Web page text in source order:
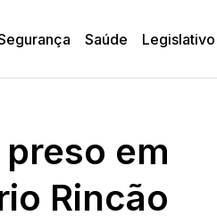
Saúde Legislativo
em
Rincão